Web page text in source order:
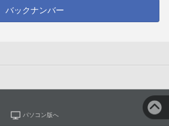
バックナンバー
パソコン版へ